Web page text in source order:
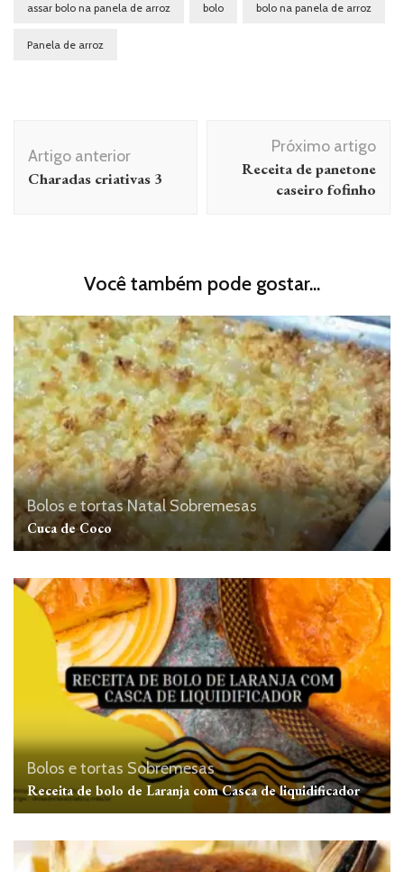
assar bolo na panela de arroz bolo bolo na panela de arroz
Panela de arroz
de
post
Artigo anterior
Charadas criativas 3
Próximo artigo
Receita de panetone
caseiro fofinho
Você também pode gostar...
Bolos e tortas Natal Sobremesas
Cuca de Coco
Bolos e tortas Sobremesas
Receita de bolo de Laranja com Casca de liquidificador